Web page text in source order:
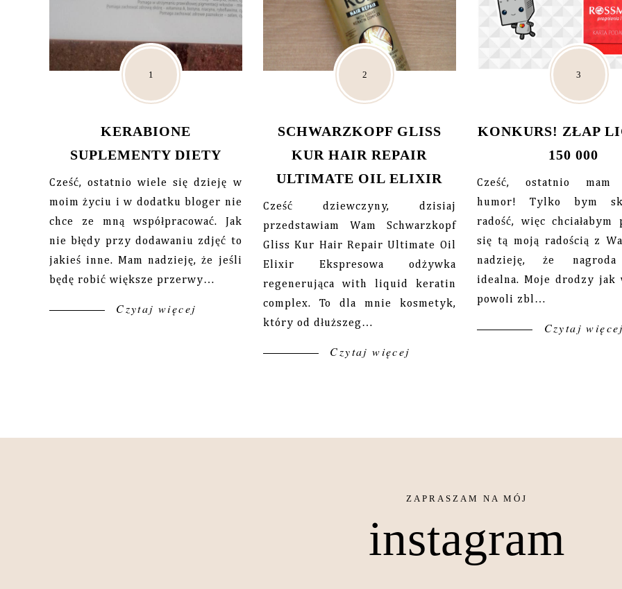
KERABIONE
SUPLEMENTY DIETY
Cześć, ostatnio wiele się dzieję w
moim życiu i w dodatku bloger nie
chce ze mną współpracować. Jak
nie błędy przy dodawaniu zdjęć to
jakieś inne. Mam nadzieję, że jeśli
będę robić większe przerwy…
Czytaj więcej
SCHWARZKOPF GLISS
KUR HAIR REPAIR
ULTIMATE OIL ELIXIR
Cześć dziewczyny, dzisiaj
przedstawiam Wam Schwarzkopf
Gliss Kur Hair Repair Ultimate Oil
Elixir Ekspresowa odżywka
regenerująca with liquid keratin
complex. To dla mnie kosmetyk,
który od dłuższeg…
Czytaj więcej
KONKURS! ZŁAP
150 000
Cześć, ostatnio mam
humor! Tylko bym
radość, więc chciałabym
się tą moją radością z
nadzieję, że
idealna. Moje drodzy jak
powoli zbl…
Czytaj
instagram